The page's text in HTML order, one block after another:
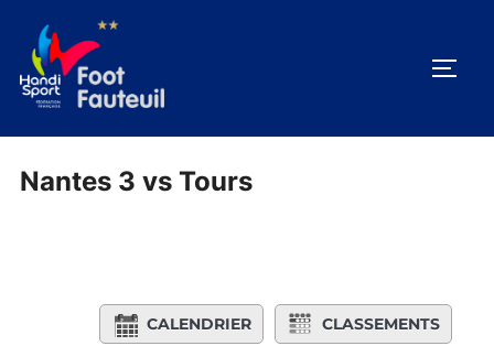
contenu
Nantes 3 vs Tours
CALENDRIER CLASSEMENTS